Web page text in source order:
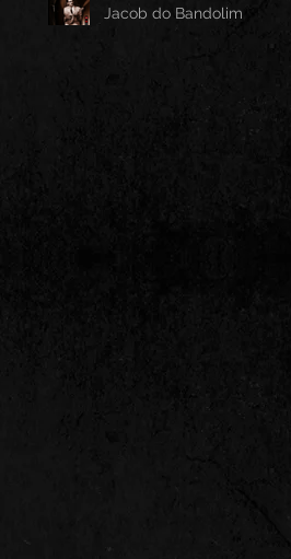
Jacob do Bandolim